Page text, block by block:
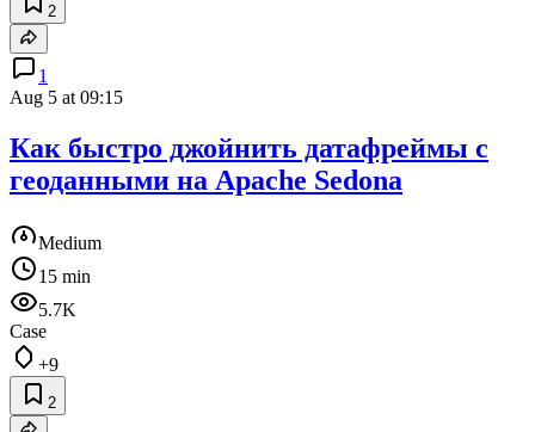
2
1
Aug 5 at 09:15
Как быстро джойнить датафреймы с
геоданными на Apache Sedona
Medium
15 min
5.7K
Case
+9
2